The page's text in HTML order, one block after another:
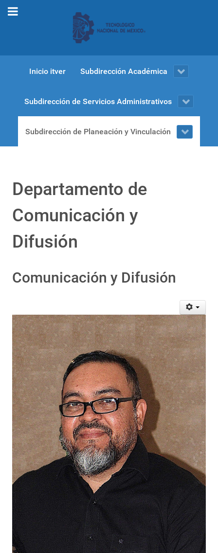
Inicio itver Subdirección Académica
Subdirección de Servicios Administrativos
Subdirección de Planeación y Vinculación
Departamento de
Comunicación y
Difusión
Comunicación y Difusión